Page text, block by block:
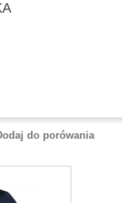
do porówania